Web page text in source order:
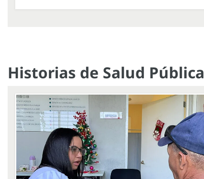
Historias de Salud Pública